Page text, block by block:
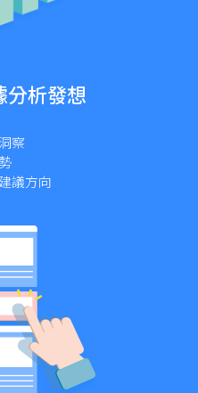
分析發想
察
議方向